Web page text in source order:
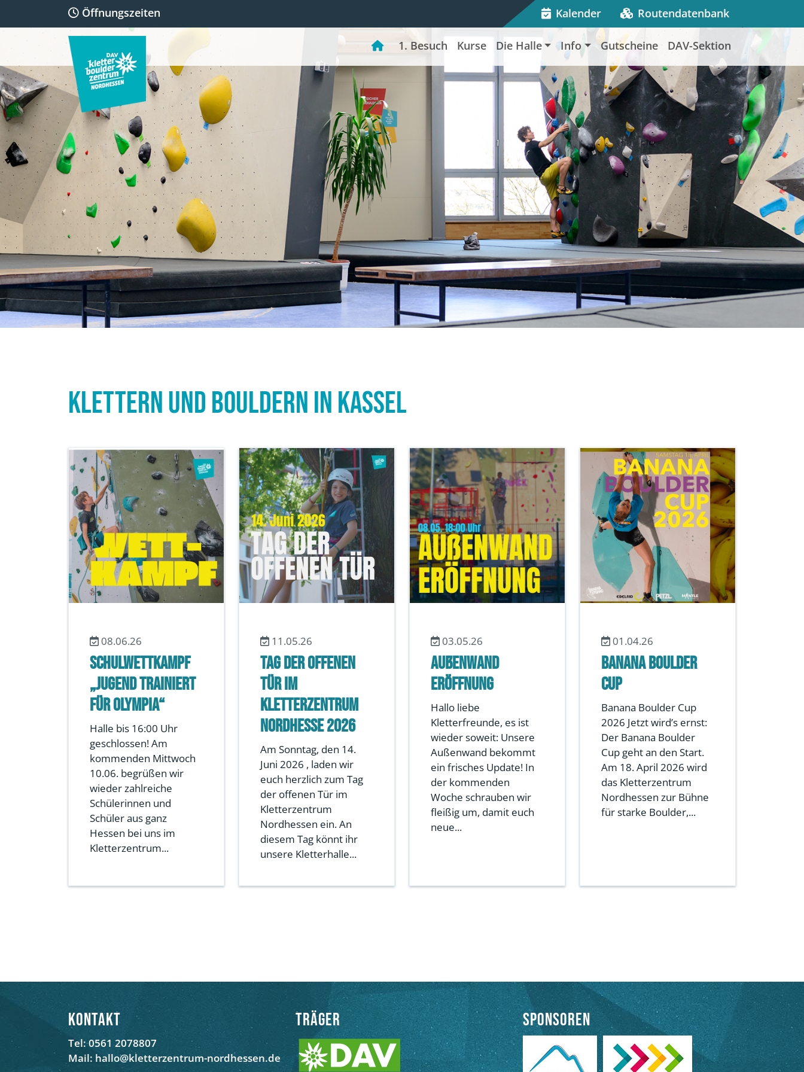
Öffnungszeiten Kalender Routendatenbank
Home
1. Besuch Kurse Die Halle Info Gutscheine DAV-Sektion
Klettern und Bouldern in Kassel
08.06.26
Schulwettkampf
„Jugend trainiert
für Olympia“
Halle bis 16:00 Uhr
geschlossen! Am
kommenden Mittwoch
10.06. begrüßen wir
wieder zahlreiche
Schülerinnen und
Schüler aus ganz
Hessen bei uns im
Kletterzentrum...
11.05.26
Tag der offenen
Tür im
Kletterzentrum
Nordhesse 2026
Am Sonntag, den 14.
Juni 2026 , laden wir
euch herzlich zum Tag
der offenen Tür im
Kletterzentrum
Nordhessen ein. An
diesem Tag könnt ihr
unsere Kletterhalle...
03.05.26
Außenwand
Eröffnung
Hallo liebe
Kletterfreunde, es ist
wieder soweit: Unsere
Außenwand bekommt
ein frisches Update! In
der kommenden
Woche schrauben wir
fleißig um, damit euch
neue...
01.04.26
Banana Boulder
Cup
Banana Boulder Cup
2026 Jetzt wird’s ernst:
Der Banana Boulder
Cup geht an den Start.
Am 18. April 2026 wird
das Kletterzentrum
Nordhessen zur Bühne
für starke Boulder,...
Kontakt
Tel: 0561 2078807
Mail: hallo@kletterzentrum-nordhessen.de
Träger Sponsoren